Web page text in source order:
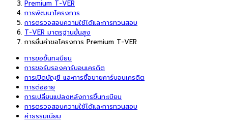
Premium T-VER
การพัฒนาโครงการ
การตรวจสอบความใช้ได้และการทวนสอบ
T-VER มาตรฐานขั้นสูง
การยื่นคำขอโครงการ Premium T-VER
การขอขึ้นทะเบียน
การขอรับรองคาร์บอนเครดิต
การเปิดบัญชี และการซื้อขายคาร์บอนเครดิต
การต่ออายุ
การเปลี่ยนแปลงหลังการขึ้นทะเบียน
การตรวจสอบความใช้ได้และการทวนสอบ
ค่าธรรมเนียม